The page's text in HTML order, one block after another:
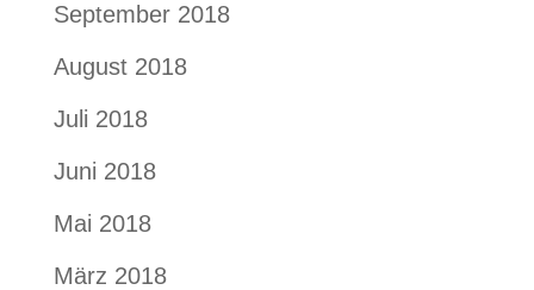
September 2018
August 2018
Juli 2018
Juni 2018
Mai 2018
März 2018